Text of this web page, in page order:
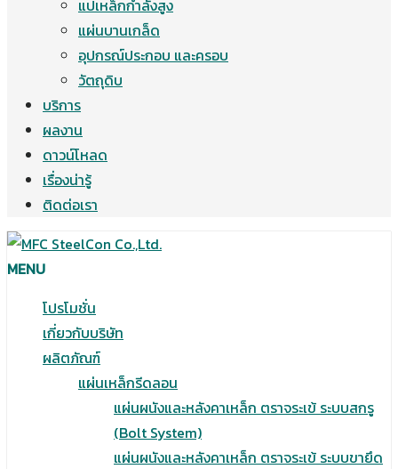
แปเหล็กกำลังสูง
แผ่นบานเกล็ด
อุปกรณ์ประกอบ และครอบ
วัตถุดิบ
บริการ
ผลงาน
ดาวน์โหลด
เรื่องน่ารู้
ติดต่อเรา
MENU
โปรโมชั่น
เกี่ยวกับบริษัท
ผลิตภัณฑ์
แผ่นเหล็กรีดลอน
แผ่นผนังและหลังคาเหล็ก ตราจระเข้ ระบบสกรู
(Bolt System)
แผ่นผนังและหลังคาเหล็ก ตราจระเข้ ระบบขายึด